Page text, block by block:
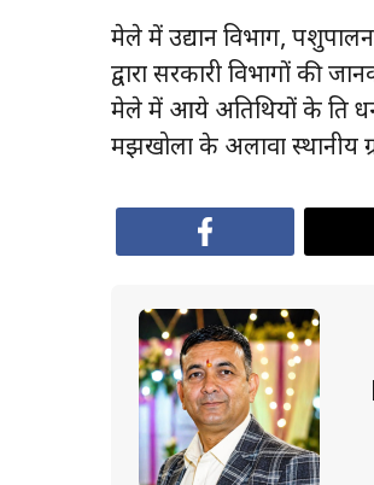
मेले में उद्यान विभाग,
द्वारा सरकारी विभागों की
मेले में आये अतिथियों के प्रति
मझखोला के अलावा स्थानीय